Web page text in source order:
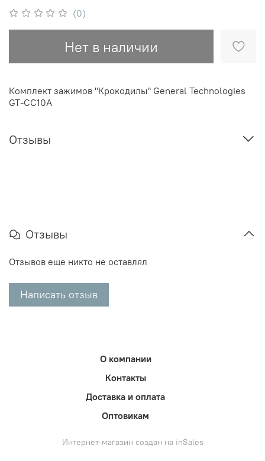
(0)
Нет в наличии
Комплект зажимов "Крокодилы" General Technologies
GT-CC10A
Отзывы
Отзывы
Отзывов еще никто не оставлял
Написать отзыв
О компании
Контакты
Доставка и оплата
Оптовикам
Интернет-магазин создан на inSales